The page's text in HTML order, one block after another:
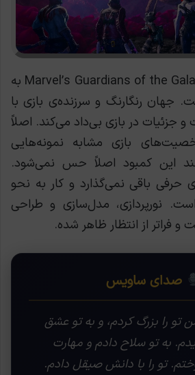
در زمینه‌ی طراحی Marvel’s Guardians of the Galaxy به
جهان رنگارنگ و سرزنده‌ی بازی با
جزئیات در بازی بی‌داد می‌کند. اصلاً
بازی مشابه نمونه‌هایی
این کمبود اصلاً حس نمی‌شود.
حرفی باقی نمی‌گذارد و کار به نحو
نورپردازی، مدل‌سازی و طراحی
فراتر از انتظار ظاهر شده.
صدای ساویس
تو را بزرگ کردم، و به تو عشق
به تو سلاح دادم و مهارت
تو را با دانش صیقل دادم.